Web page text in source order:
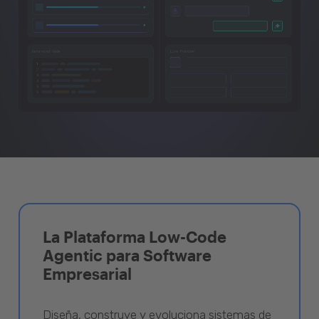
La Plataforma Low-Code
Agentic para Software
Empresarial
Diseña, construye y evoluciona sistemas de